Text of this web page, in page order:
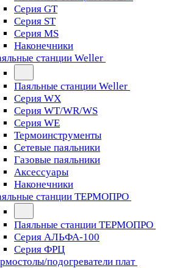
Серия GT
Серия ST
Серия MS
Наконечники
станции Weller
Паяльные станции Weller
Серия WX
Серия WT/WR/WS
Серия WE
Термоинструменты
Сетевые паяльники
Газовые паяльники
Аксессуары
Наконечники
станции ТЕРМОПРО
Паяльные станции ТЕРМОПРО
Серия АЛЬФА-100
Серия ФРЦ
подогреватели плат